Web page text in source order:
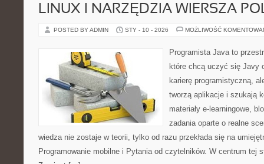
LINUX I NARZĘDZIA WIERSZA
POSTED BY ADMIN STY - 10 - 2026 MOŻLIWOŚĆ
Programista Java to
które chcą uczyć się Javy
karierę programistyczną,
tworzą aplikacje i szukają
materiały e-learningowe,
zadania oparte o realne
wiedza nie zostaje w teorii, tylko od razu przekłada się na
Programowanie mobilne i Pytania od czytelników. W centrum tej